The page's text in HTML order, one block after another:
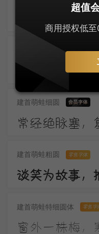
零售字体
建首萌蛙细圆
建首萌蛙粗圆 零售字体
建首萌蛙特细圆体 零售字
超值
商用授权低